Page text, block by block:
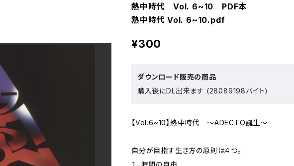
熱中時代 Vol. 6~10 PDF本
熱中時代 Vol. 6~10.pdf
¥300
ダウンロード販売の商品
購入後にDL出来ます (28089198バイト)
【Vol.6~10】熱中時代 〜ADECTO誕生〜
自分が目指す生き方の原則は４つ。
１、時間の自由